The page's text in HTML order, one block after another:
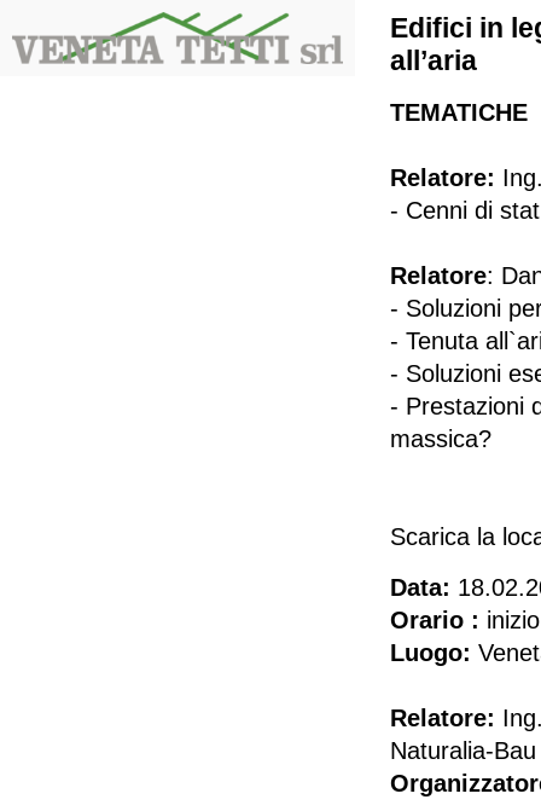
Edifici in
all’aria
TEMATICHE
Relatore:
- Cenni di
Relatore:
- Soluzioni
- Tenuta
- Soluzioni
- Prestazioni
massica?
Scarica la
Data:
Orario :
Luogo:
Relatore:
Naturalia-Bau